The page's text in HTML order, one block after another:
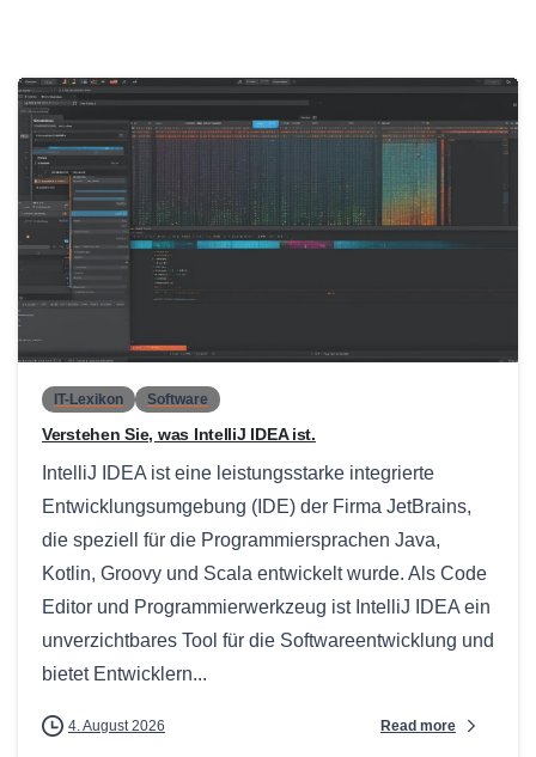
IT-Lexikon Software
Verstehen Sie, was IntelliJ IDEA ist.
IntelliJ IDEA ist eine leistungsstarke integrierte
Entwicklungsumgebung (IDE) der Firma JetBrains,
die speziell für die Programmiersprachen Java,
Kotlin, Groovy und Scala entwickelt wurde. Als Code
Editor und Programmierwerkzeug ist IntelliJ IDEA ein
unverzichtbares Tool für die Softwareentwicklung und
bietet Entwicklern...
4. August 2026 Read more